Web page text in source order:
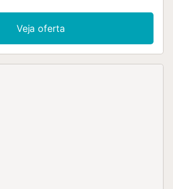
e máquina de lavar roupa.
de uma varanda privada ideal para
são permitidos animais de estimação,
O check-in está disponível
Veja oferta